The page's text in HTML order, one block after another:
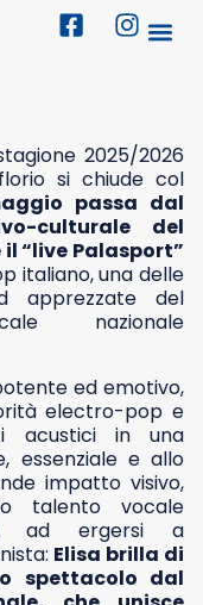
2025/2026
si chiude col
passa dal
culturale del
“live Palasport”
italiano, una delle
apprezzate del
nazionale
ed emotivo,
electro-pop e
acustici in una
essenziale e allo
impatto visivo,
talento vocale
ad ergersi a
Elisa brilla di
spettacolo dal